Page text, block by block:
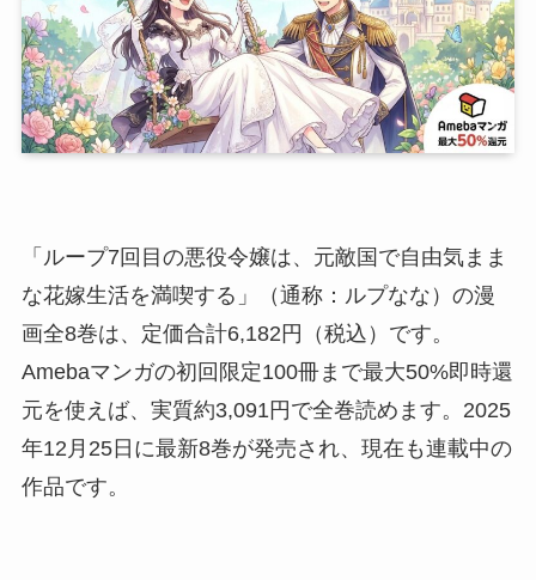
「ループ7回目の悪役令嬢は、元敵国で自由気まま
な花嫁生活を満喫する」（通称：ルプなな）の漫
画全8巻は、定価合計6,182円（税込）です。
Amebaマンガの初回限定100冊まで最大50%即時還
元を使えば、実質約3,091円で全巻読めます。2025
年12月25日に最新8巻が発売され、現在も連載中の
作品です。